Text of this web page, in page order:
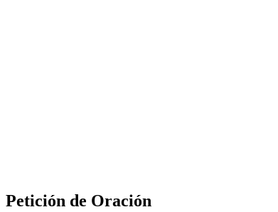
Petición de Oración